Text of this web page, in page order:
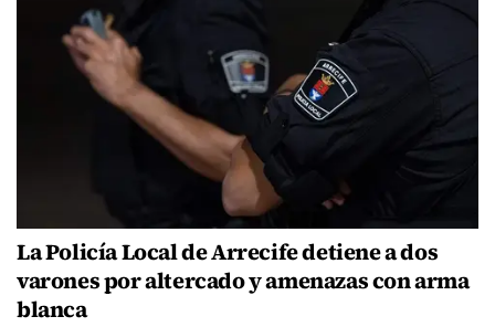
La Policía Local de Arrecife detiene a dos
varones por altercado y amenazas con arma
blanca